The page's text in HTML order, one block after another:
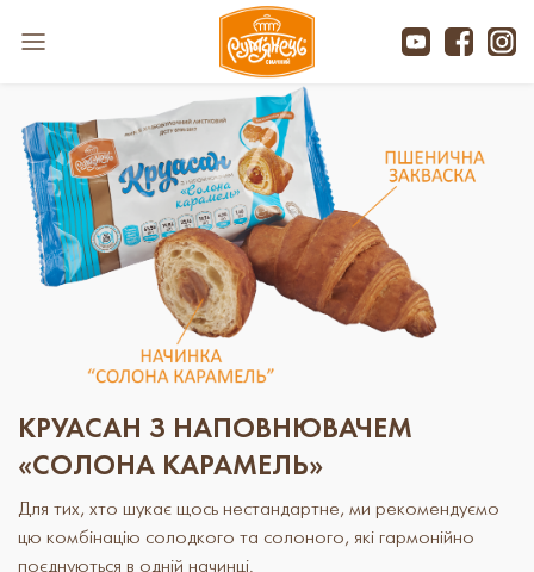
КРУАСАН З НАПОВНЮВАЧЕМ
«СОЛОНА КАРАМЕЛЬ»
Для тих, хто шукає щось нестандартне, ми рекомендуємо
цю комбінацію солодкого та солоного, які гармонійно
поєднуються в одній начинці.